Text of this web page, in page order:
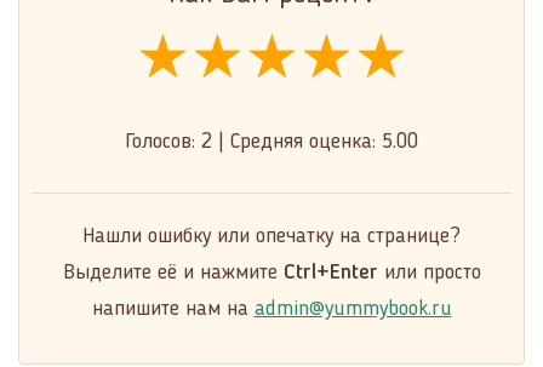
★★★★★
★★★★★
★★★★★
Голосов: 2 Средняя оценка: 5.00
Нашли ошибку или опечатку на странице?
Выделите её и нажмите Ctrl+Enter или просто
напишите нам на admin@yummybook.ru